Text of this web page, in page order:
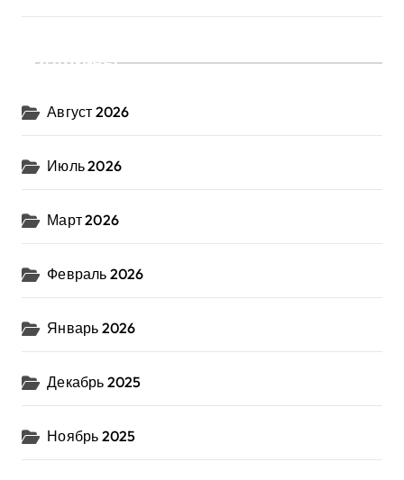
Архивы
Август 2026
Июль 2026
Март 2026
Февраль 2026
Январь 2026
Декабрь 2025
Ноябрь 2025